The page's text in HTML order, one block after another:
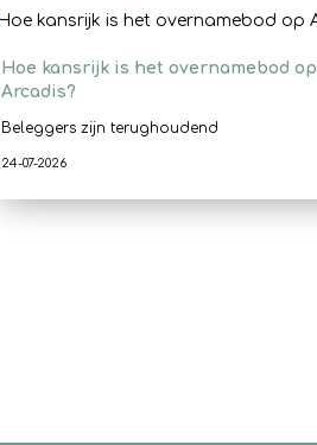
Hoe kansrijk is het overnamebod op
Arcadis?
Beleggers zijn terughoudend
24-07-2026